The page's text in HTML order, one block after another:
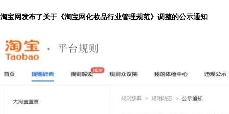
淘宝网发布了关于《淘宝网化妆品行业管理规范》调整的公示通知